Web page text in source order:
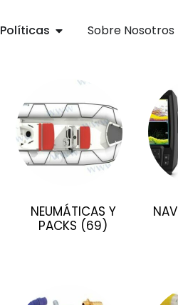
Políticas Sobre Nosotros
NEUMÁTICAS Y
PACKS (69)